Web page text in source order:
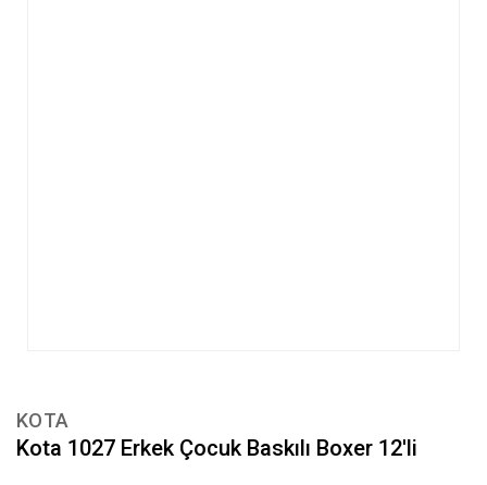
KOTA
Kota 1027 Erkek Çocuk Baskılı Boxer 12'li